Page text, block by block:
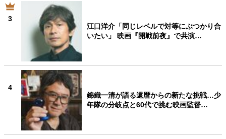
3
江口洋介「同じレベルで対等にぶつかり合
いたい」 映画『開戦前夜』で共演…
4
錦織一清が語る還暦からの新たな挑戦…少
年隊の分岐点と60代で挑む映画監督…